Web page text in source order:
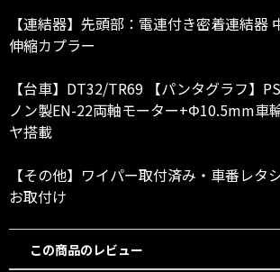
【連結器】先頭部：電連付き密着連結器
伸縮カプラー
【台車】DT32/TR69 【パンタグラフ】
ノン製EN-22両軸モーター+Φ10.5mm車
ヤ搭載
【その他】ワイパー取付済み・車番レタ
お取付け
この商品のレビュー